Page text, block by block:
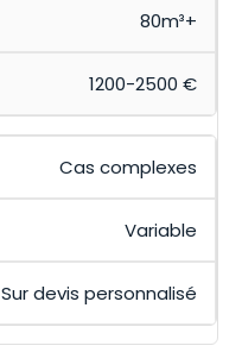
80m³+
1200-2500 €
Cas complexes
Variable
Sur devis personnalisé